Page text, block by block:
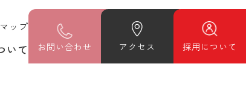
ップ
いて お問い合わせ アクセス 採用について